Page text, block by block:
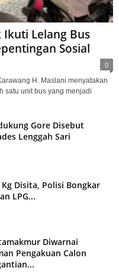
Lelang Bus
Sosial
0
H. Maslani menyatakan
satu unit bus yang menjadi
Gore Disebut
Lenggah Sari
Kg Disita, Polisi Bongkar
LPG...
Diwarnai
Pengakuan Calon